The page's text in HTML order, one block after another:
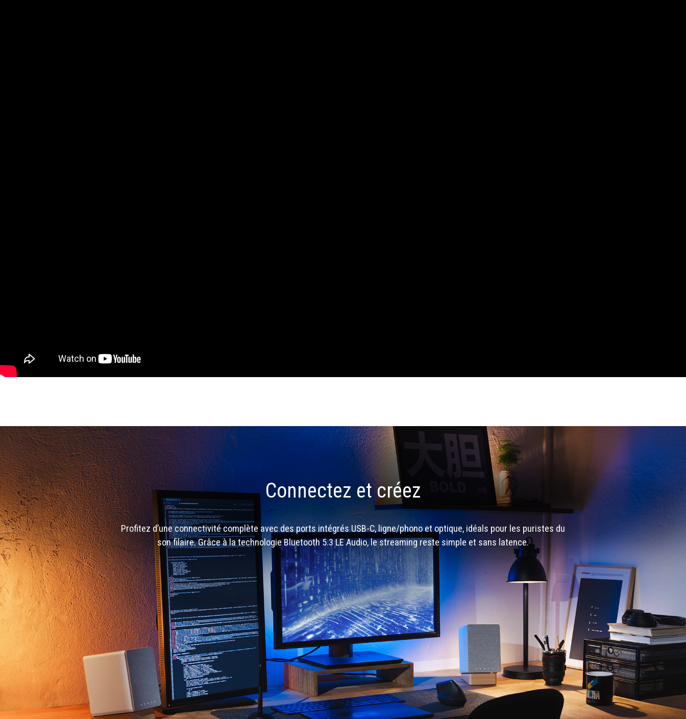
Connectez et créez
Profitez d’une connectivité complète avec des ports intégrés USB-C, ligne/phono et optique, idéals pour les puristes du
son filaire. Grâce à la technologie Bluetooth 5.3 LE Audio, le streaming reste simple et sans latence.